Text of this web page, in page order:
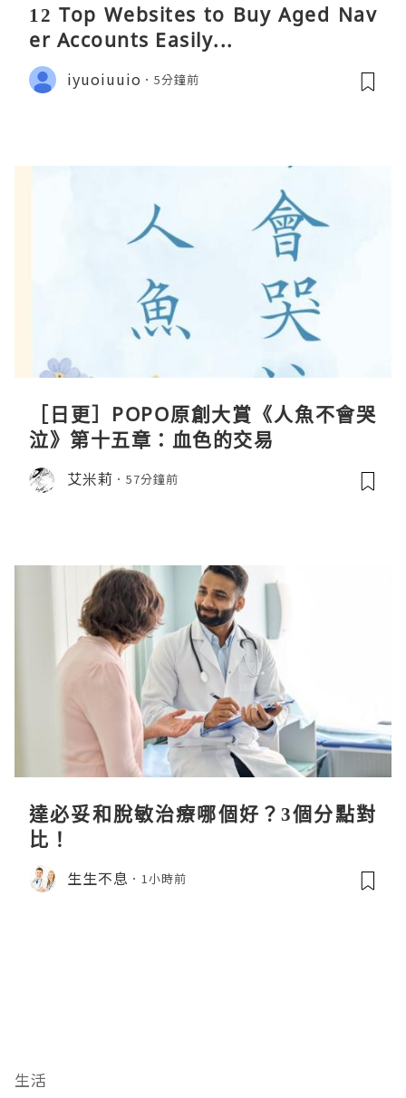
12 Top Websites to Buy Aged Nav
er Accounts Easily...
iyuoiuuio 5分鐘前
［日更］POPO原創大賞《人魚不會哭
泣》第十五章：血色的交易
艾米莉 57分鐘前
達必妥和脫敏治療哪個好？3個分點對
比！
生生不息 1小時前
生活